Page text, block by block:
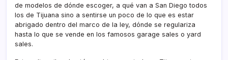
de modelos de dónde escoger, a qué van a San Diego todos
los de Tijuana sino a sentirse un poco de lo que es estar
abrigado dentro del marco de la ley, dónde se regulariza
hasta lo que se vende en los famosos garage sales o yard
sales.